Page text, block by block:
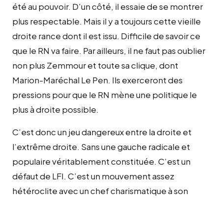
été au pouvoir. D’un côté, il essaie de se montrer
plus respectable. Mais il y a toujours cette vieille
droite rance dont il est issu. Difficile de savoir ce
que le RN va faire. Par ailleurs, il ne faut pas oublier
non plus Zemmour et toute sa clique, dont
Marion-Maréchal Le Pen. Ils exerceront des
pressions pour que le RN mène une politique le
plus à droite possible.
C’est donc un jeu dangereux entre la droite et
l’extrême droite. Sans une gauche radicale et
populaire véritablement constituée. C’est un
défaut de LFI. C’est un mouvement assez
hétéroclite avec un chef charismatique à son